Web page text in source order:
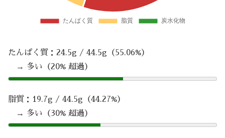
たんぱく質：24.5g / 44.5g（55.06%）
→ 多い（20% 超過）
脂質：19.7g / 44.5g（44.27%）
→ 多い（30% 超過）